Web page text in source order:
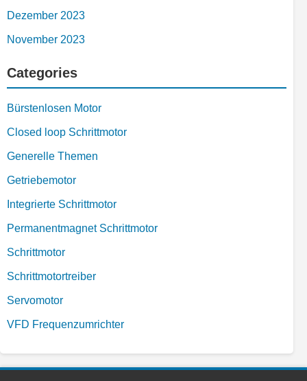
Dezember 2023
November 2023
Categories
Bürstenlosen Motor
Closed loop Schrittmotor
Generelle Themen
Getriebemotor
Integrierte Schrittmotor
Permanentmagnet Schrittmotor
Schrittmotor
Schrittmotortreiber
Servomotor
VFD Frequenzumrichter